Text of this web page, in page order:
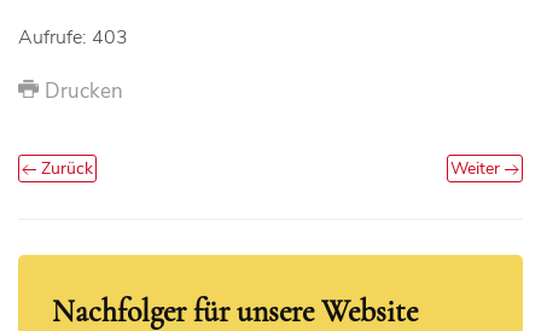
Aufrufe: 403
Drucken
Zurück Weiter
Nachfolger für unsere Website